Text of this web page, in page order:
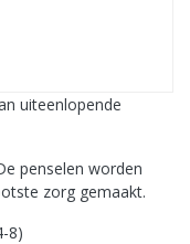
uiteenlopende
penselen worden
zorg gemaakt.
8)